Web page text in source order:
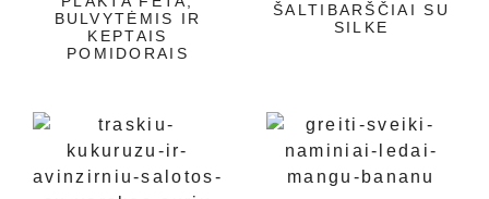
BULVYTĖMIS IR
KEPTAIS
POMIDORAIS
ŠALTIBARŠČIAI SU
SILKE